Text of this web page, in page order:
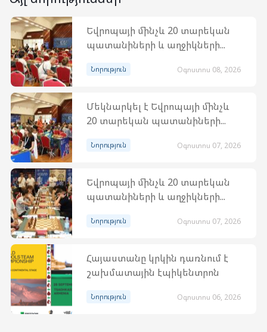
Եվրոպայի մինչև 20 տարեկան
պատանիների և աղջիկների...
Նորություն Օգոստոս 08, 2026
Մեկնարկել է Եվրոպայի մինչև
20 տարեկան պատանիների...
Նորություն Օգոստոս 07, 2026
Եվրոպայի մինչև 20 տարեկան
պատանիների և աղջիկների...
Նորություն Օգոստոս 07, 2026
Հայաստանը կրկին դառնում է
շախմատային էպիկենտրոն
Նորություն Օգոստոս 06, 2026